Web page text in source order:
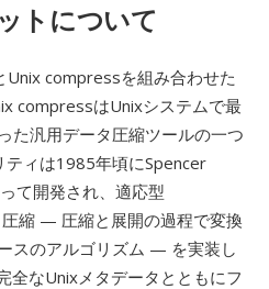
トについて
Unix compressを組み合わせた
compressはUnixシステムで最
た汎用データ圧縮ツールの一つ
ィは1985年頃にSpencer
て開発され、適応型
縮 — 圧縮と展開の過程で変換
スのアルゴリズム — を実装し
全なUnixメタデータとともにフ